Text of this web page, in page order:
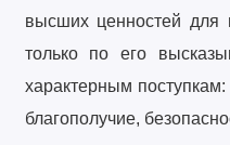
высших ценностей для
только по его
характерным
благополучие,